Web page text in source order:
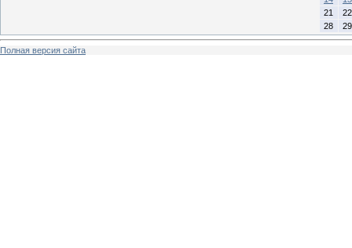
21
22
28
29
Полная версия сайта